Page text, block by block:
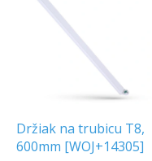
Držiak na trubicu T8,
600mm [WOJ+14305]